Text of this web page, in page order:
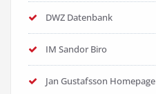
DWZ Datenbank
IM Sandor Biro
Jan Gustafsson Homepage